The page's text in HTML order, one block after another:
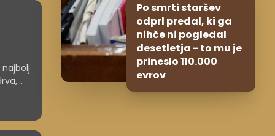
bolj
Po smrti staršev
odprl predal, ki ga
nihče ni pogledal
desetletja - to mu je
prineslo 110.000
evrov